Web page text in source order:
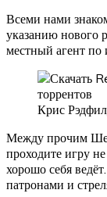
Всеми нами
указанию нового
местный агент по
Крис
Между прочим
проходите игру
хорошо себя
патронами и